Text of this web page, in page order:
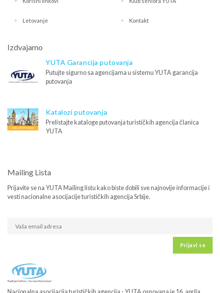
Letovanje Kontakt
Izdvajamo
YUTA Garancija putovanja
Putujte sigurno sa agencijama u sistemu YUTA garancija
putovanja
Katalozi putovanja
Prelistajte kataloge putovanja turističkih agencija članica
YUTA
Mailing Lista
Prijavite se na YUTA Mailing listu kako biste dobili sve najnovije informacije i
vesti nacionalne asocijacije turističkih agencija Srbije.
Prijavi se